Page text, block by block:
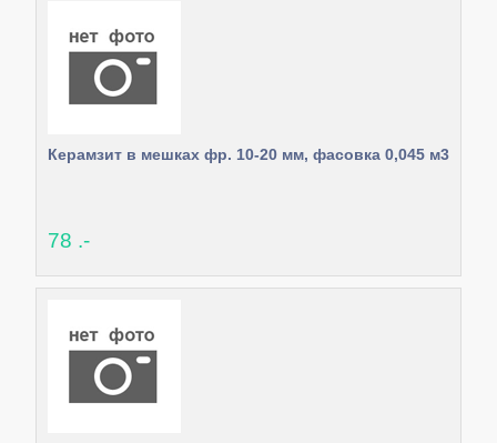
Керамзит в мешках фр. 10-20 мм, фасовка 0,045 м3
78 .-